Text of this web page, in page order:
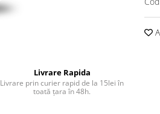
Livrare Rapida
Livrare prin curier rapid de la 15lei în
toată țara în 48h.